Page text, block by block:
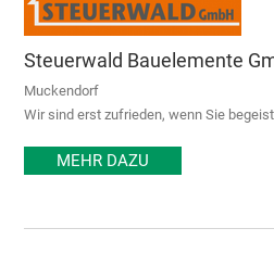
Steuerwald Bauelemente
Muckendorf
Wir sind erst zufrieden, wenn Sie
MEHR DAZU